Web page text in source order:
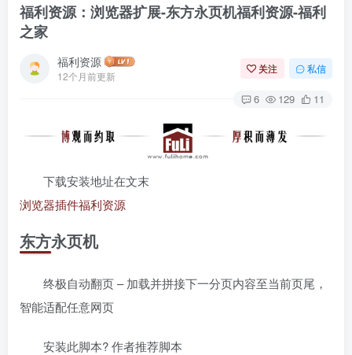
福利资源：浏览器扩展-东方永页机福利资源-福利
之家
福利资源
12个月前更新
关注 私信
6 129 11
下载安装地址在文末
浏览器插件福利资源
东方永页机
终极自动翻页 – 加载并拼接下一分页内容至当前页尾，
智能适配任意网页
安装此脚本? 作者推荐脚本